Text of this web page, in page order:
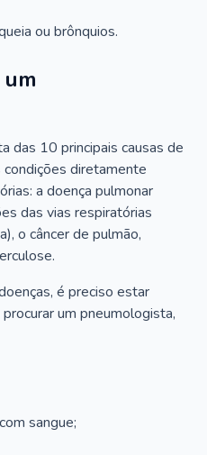
ou brônquios.
das 10 principais causas de
diretamente
a doença pulmonar
das vias respiratórias
o câncer de pulmão,
é preciso estar
um pneumologista,
sangue;